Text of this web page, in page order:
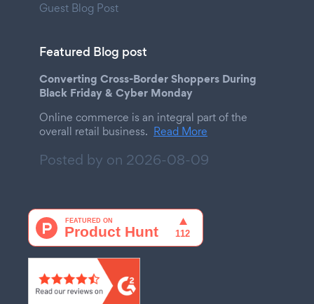
Guest Blog Post
Featured Blog post
Converting Cross-Border Shoppers During
Black Friday & Cyber Monday
Online commerce is an integral part of the
overall retail business. Read More
Posted by on 2026-08-09